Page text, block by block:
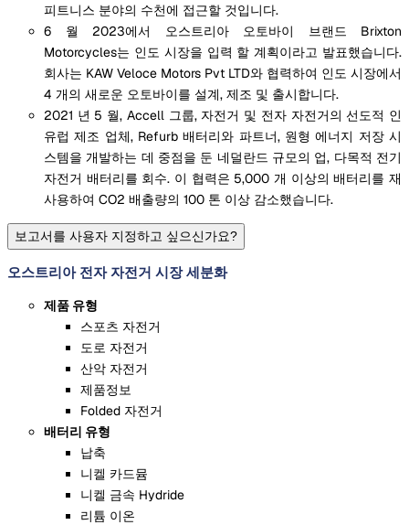
피트니스 분야의 수천에 접근할 것입니다.
6 월 2023에서 오스트리아 오토바이 브랜드 Brixton
Motorcycles는 인도 시장을 입력 할 계획이라고 발표했습니다.
회사는 KAW Veloce Motors Pvt LTD와 협력하여 인도 시장에서
4 개의 새로운 오토바이를 설계, 제조 및 출시합니다.
2021 년 5 월, Accell 그룹, 자전거 및 전자 자전거의 선도적 인
유럽 제조 업체, Refurb 배터리와 파트너, 원형 에너지 저장 시
스템을 개발하는 데 중점을 둔 네덜란드 규모의 업, 다목적 전기
자전거 배터리를 회수. 이 협력은 5,000 개 이상의 배터리를 재
사용하여 CO2 배출량의 100 톤 이상 감소했습니다.
보고서를 사용자 지정하고 싶으신가요?
오스트리아 전자 자전거 시장 세분화
제품 유형
스포츠 자전거
도로 자전거
산악 자전거
제품정보
Folded 자전거
배터리 유형
납축
니켈 카드뮴
니켈 금속 Hydride
리튬 이온